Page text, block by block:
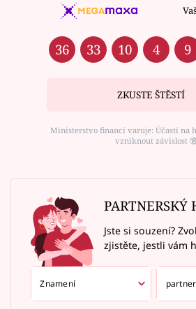
36 33 10 4 9
ZKUSTE ŠTĚSTÍ
Ministerstvo financí varuje: Účastí na
vzniknout závislost
PARTNERSKÝ
Jste si souzení?
zjistěte, jestli vám